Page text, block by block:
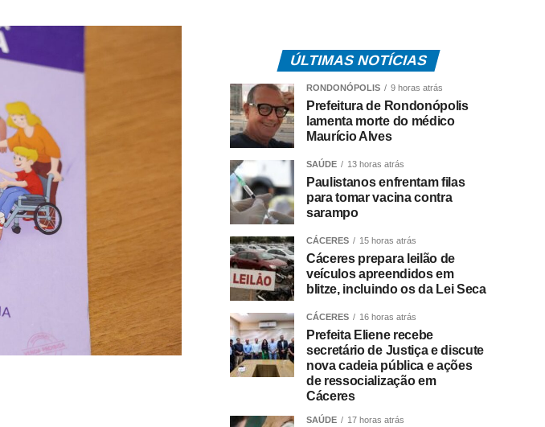
ÚLTIMAS NOTÍCIAS
RONDONÓPOLIS 9 horas atrás
Prefeitura de Rondonópolis
lamenta morte do médico
Maurício Alves
SAÚDE 13 horas atrás
Paulistanos enfrentam filas
para tomar vacina contra
sarampo
CÁCERES 15 horas atrás
Cáceres prepara leilão de
veículos apreendidos em
blitze, incluindo os da Lei Seca
CÁCERES 16 horas atrás
Prefeita Eliene recebe
secretário de Justiça e discute
nova cadeia pública e ações
de ressocialização em
Cáceres
SAÚDE 17 horas atrás